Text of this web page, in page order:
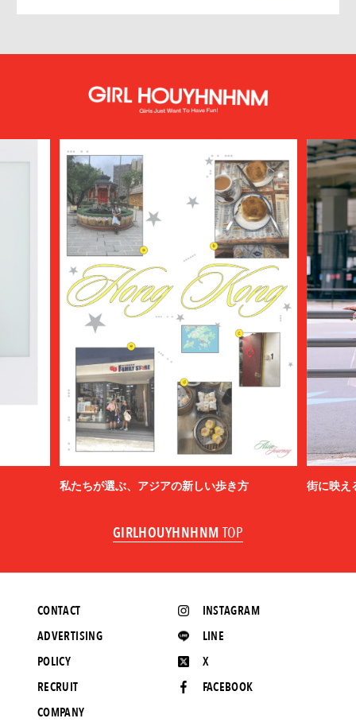
私たちが選ぶ、アジアの新しい歩き方 街に映え
GIRLHOUYHNHNM TOP
INSTAGRAM
LINE
X
FACEBOOK
CONTACT
ADVERTISING
POLICY
RECRUIT
COMPANY